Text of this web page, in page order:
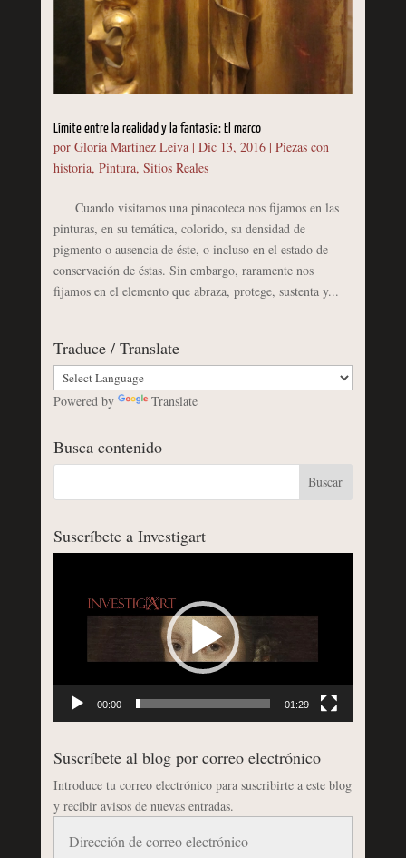
Límite entre la realidad y la fantasía: El marco
por Gloria Martínez Leiva| Dic 13, 2016| Piezas con
historia, Pintura, Sitios Reales
Cuando visitamos una pinacoteca nos fijamos en las
pinturas, en su temática, colorido, su densidad de
pigmento o ausencia de éste, o incluso en el estado de
conservación de éstas. Sin embargo, raramente nos
fijamos en el elemento que abraza, protege, sustenta y...
Traduce / Translate
Powered by Translate
Busca contenido
Suscríbete a Investigart
00:00 01:29
Suscríbete al blog por correo electrónico
Introduce tu correo electrónico para suscribirte a este blog
y recibir avisos de nuevas entradas.